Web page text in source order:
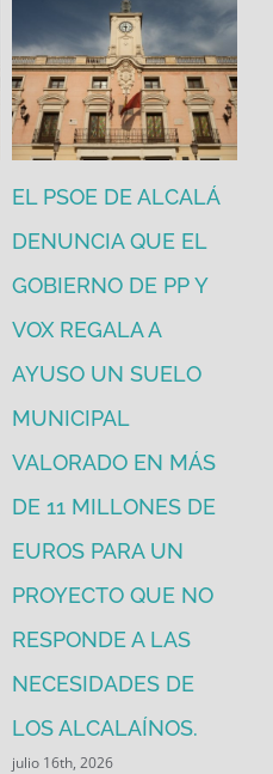
EL PSOE DE ALCALÁ
DENUNCIA QUE EL
GOBIERNO DE PP Y
VOX REGALA A
AYUSO UN SUELO
MUNICIPAL
VALORADO EN MÁS
DE 11 MILLONES DE
EUROS PARA UN
PROYECTO QUE NO
RESPONDE A LAS
NECESIDADES DE
LOS ALCALAÍNOS.
julio 16th, 2026